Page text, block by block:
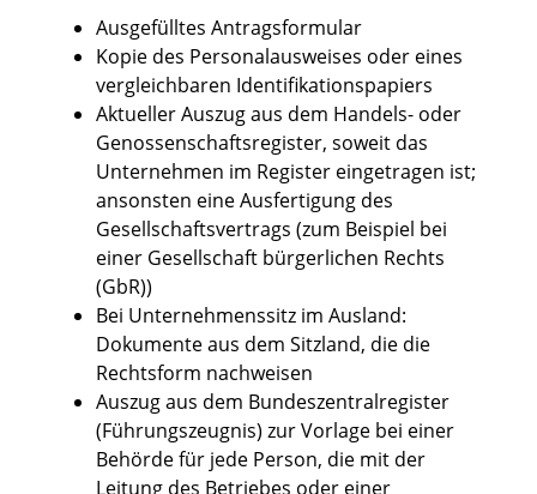
Ausgefülltes Antragsformular
Kopie des Personalausweises oder eines
vergleichbaren Identifikationspapiers
Aktueller Auszug aus dem Handels- oder
Genossenschaftsregister, soweit das
Unternehmen im Register eingetragen ist;
ansonsten eine Ausfertigung des
Gesellschaftsvertrags (zum Beispiel bei
einer Gesellschaft bürgerlichen Rechts
(GbR))
Bei Unternehmenssitz im Ausland:
Dokumente aus dem Sitzland, die die
Rechtsform nachweisen
Auszug aus dem Bundeszentralregister
(Führungszeugnis) zur Vorlage bei einer
Behörde für jede Person, die mit der
Leitung des Betriebes oder einer